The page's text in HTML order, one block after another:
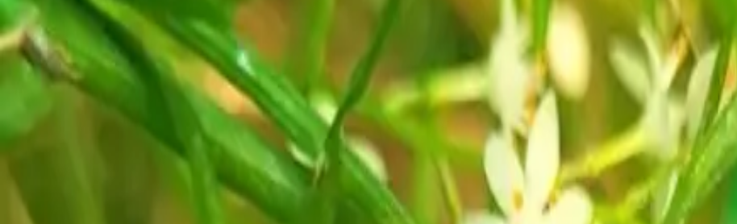
Войти
Главная/
Публикации
Пост
Виноград, который сам стал потолком
Вологодская область